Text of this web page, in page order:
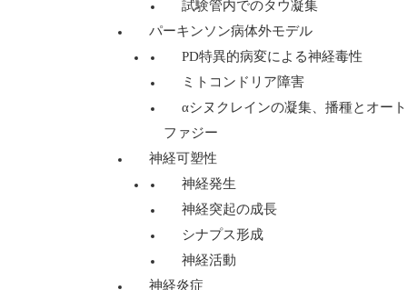
試験管内でのタウ凝集
パーキンソン病体外モデル
PD特異的病変による神経毒性
ミトコンドリア障害
αシヌクレインの凝集、播種とオート
ファジー
神経可塑性
神経発生
神経突起の成長
シナプス形成
神経活動
神経炎症